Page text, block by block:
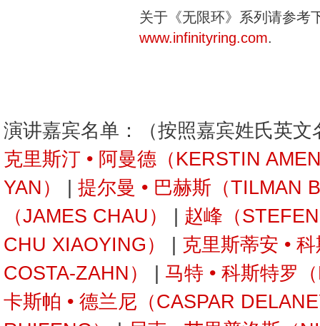
关于《无限环》系列请参考
www.infinityring.com.
演讲嘉宾名单：（按照嘉宾姓氏英文
克里斯汀 • 阿曼德（KERSTIN
YAN）
提尔曼 • 巴赫斯（TILMAN
（JAMES CHAU）
赵峰（
CHU XIAOYING）
克里斯蒂安 •
COSTA-ZAHN）
马特 • 科斯特罗
卡斯帕 • 德兰尼（CASPAR